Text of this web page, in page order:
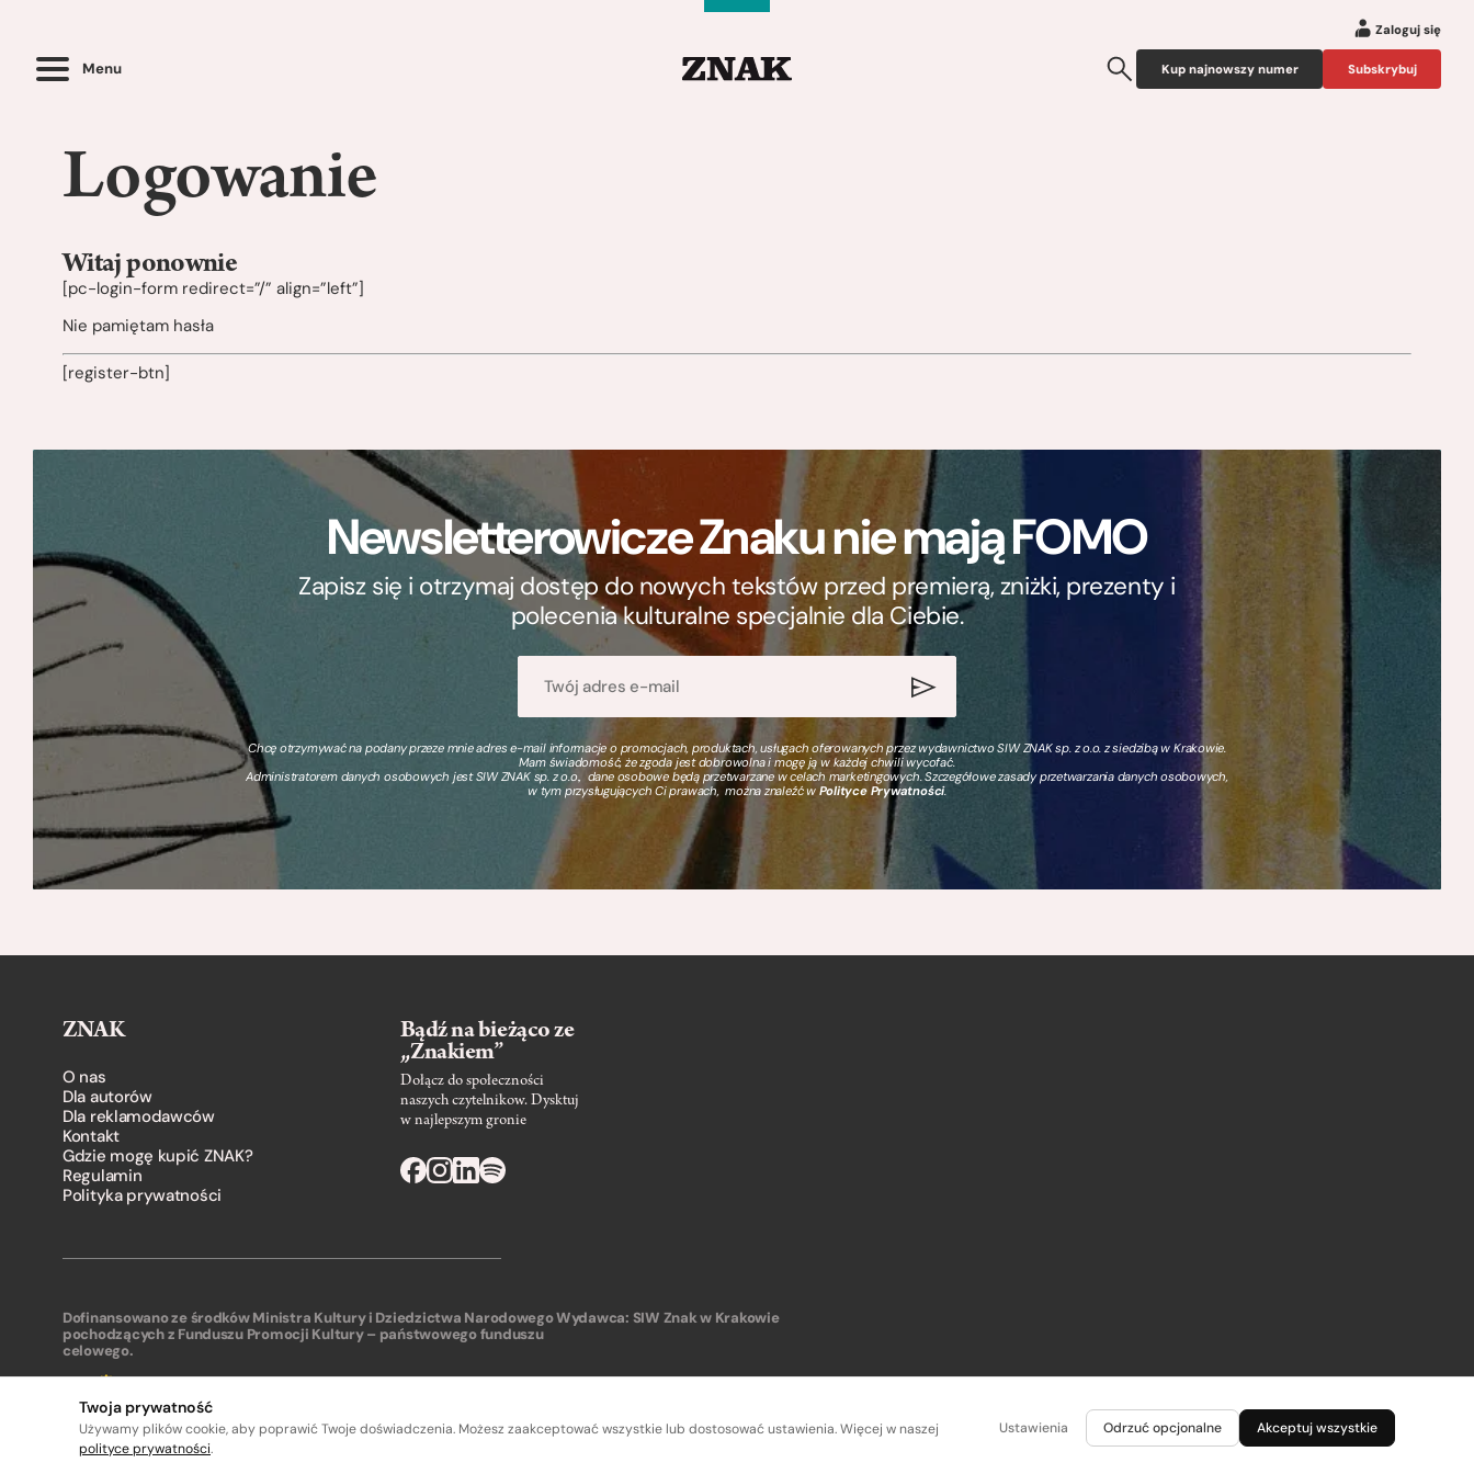
Menu
Zaloguj się
Kup najnowszy numer Subskrybuj
Logowanie
Witaj ponownie
[pc-login-form redirect=”/” align=”left”]
Nie pamiętam hasła
[register-btn]
Newsletterowicze Znaku nie mają FOMO
Zapisz się i otrzymaj dostęp do nowych tekstów przed premierą, zniżki, prezenty i
polecenia kulturalne specjalnie dla Ciebie.
Chcę otrzymywać na podany przeze mnie adres e-mail informacje o promocjach, produktach, usługach oferowanych przez wydawnictwo SIW ZNAK sp. z o.o. z siedzibą w Krakowie.
Mam świadomość, że zgoda jest dobrowolna i mogę ją w każdej chwili wycofać.
Administratorem danych osobowych jest SIW ZNAK sp. z o.o., dane osobowe będą przetwarzane w celach marketingowych. Szczegółowe zasady przetwarzania danych osobowych,
w tym przysługujących Ci prawach, można znaleźć wPolityce Prywatności.
ZNAK
O nas
Dla autorów
Dla reklamodawców
Kontakt
Gdzie mogę kupić ZNAK?
Regulamin
Polityka prywatności
Bądź na bieżąco ze
„Znakiem”
Dołącz do społeczności
naszych czytelnikow. Dysktuj
w najlepszym gronie
Dofinansowano ze środków Ministra Kultury i Dziedzictwa Narodowego
pochodzących z Funduszu Promocji Kultury – państwowego funduszu
celowego.
Wydawca: SIW Znak w Krakowie
Twoja prywatność
Używamy plików cookie, aby poprawić Twoje doświadczenia. Możesz zaakceptować wszystkie lub dostosować ustawienia. Więcej w naszej
polityce prywatności.
Ustawienia Odrzuć opcjonalne Akceptuj wszystkie